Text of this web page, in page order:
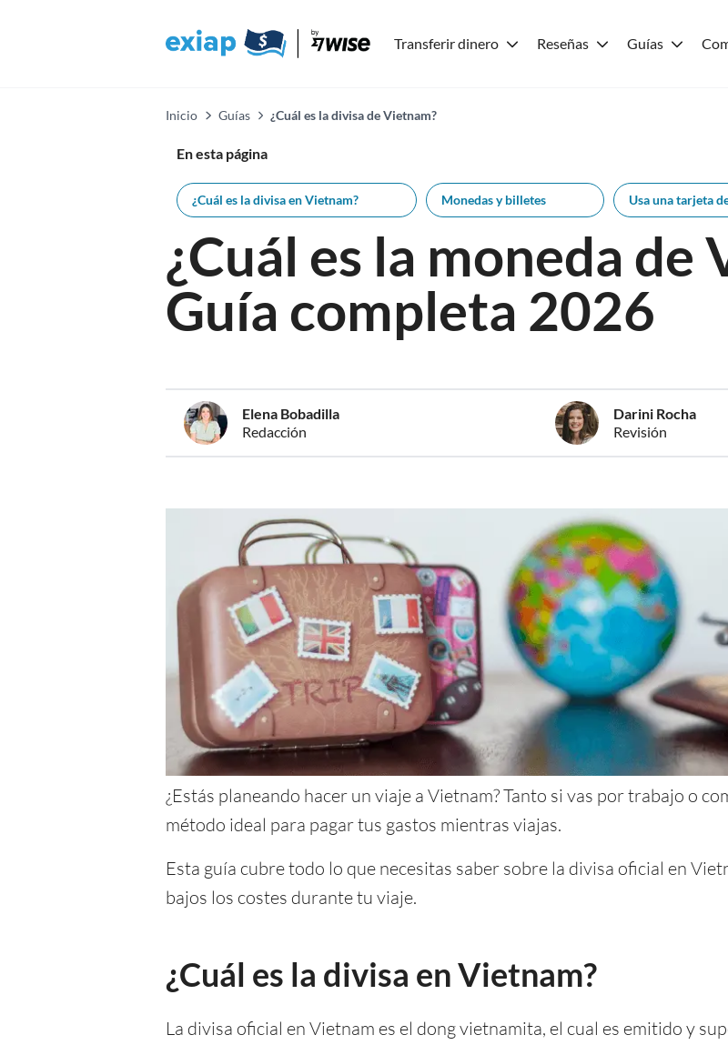
Transferir dinero Reseñas Guías
Inicio Guías ¿Cuál es la divisa de Vietnam?
En esta página
¿Cuál es la divisa en Vietnam? Monedas y billetes Usa una tarjeta
¿Cuál es la moneda de
Guía completa 2026
Elena Bobadilla
Redacción
Darini Rocha
Revisión
¿Estás planeando hacer un viaje a Vietnam? Tanto si vas por trabajo o
método ideal para pagar tus gastos mientras viajas.
Esta guía cubre todo lo que necesitas saber sobre la divisa oficial en
bajos los costes durante tu viaje.
¿Cuál es la divisa en Vietnam?
La divisa oficial en Vietnam es el dong vietnamita, el cual es emitido y